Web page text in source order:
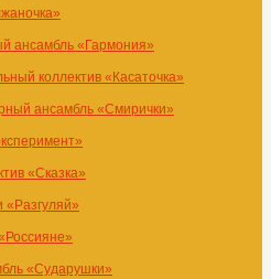
ансамбль «Гармония»
коллектив «Касаточка»
ансамбль «Смирички»
«Сказка»
«Разгуляй»
«Сударушки»